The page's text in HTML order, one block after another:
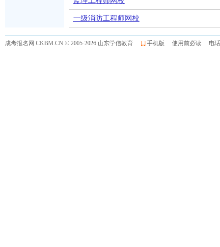
一级消防工程师网校
成考报名网 CKBM.CN © 2005-2026 山东学信教育 手机版 使用前必读 电话